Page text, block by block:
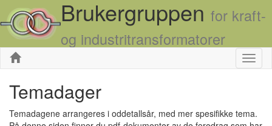
Brukergruppen for kraft-
og industritransformatorer
Skjul
Temadager
Temadagene arrangeres i oddetallsår, med mer spesifikke tema.